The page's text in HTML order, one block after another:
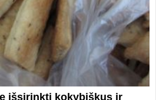
išsirinkti kokybiškus ir